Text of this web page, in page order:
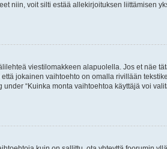
niin, voit silti estää allekirjoituksen liittämisen
viestilomakkeen alapuolella. Jos et näe
jokainen vaihtoehto on omalla rivillään
“Kuinka monta vaihtoehtoa käyttäjä voi